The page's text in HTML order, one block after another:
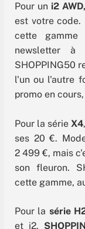
Pour un i2
est votre code.
cette gamme
newsletter
SHOPPING50
l'un ou l'autre
promo en
Pour la série X4
ses 20 €.
2 499 €, mais
son fleuron.
cette gamme,
Pour la série
et i2,